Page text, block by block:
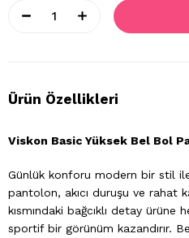
Ürün Özellikleri
Viskon Basic Yüksek Bel Bol
Günlük konforu modern bir stil
pantolon, akıcı duruşu ve rahat
kısmındaki bağcıklı detay
sportif bir görünüm kazandırır.